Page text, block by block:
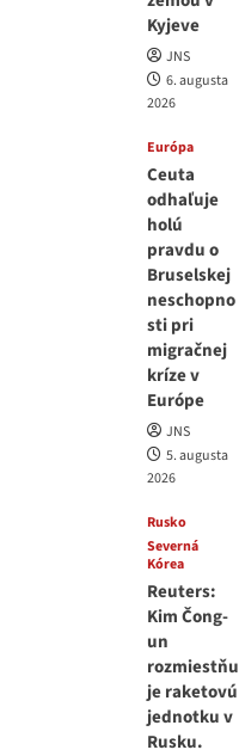
Kyjeve
JNS
6. augusta
2026
Európa
Ceuta
odhaľuje
holú
pravdu o
Bruselskej
neschopno
sti pri
migračnej
kríze v
Európe
JNS
5. augusta
2026
Rusko
Severná
Kórea
Reuters:
Kim Čong-
un
rozmiestňu
je raketovú
jednotku v
Rusku.